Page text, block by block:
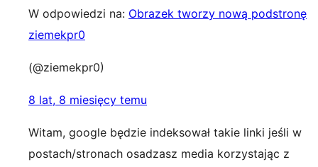
W odpowiedzi na: Obrazek tworzy nową podstronę
ziemekpr0
(@ziemekpr0)
8 lat, 8 miesięcy temu
Witam, google będzie indeksował takie linki jeśli w
postach/stronach osadzasz media korzystając z